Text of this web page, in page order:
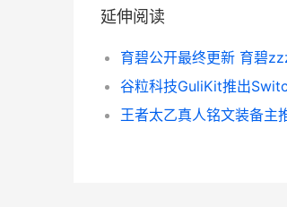
延伸阅读
育碧公开最终更新 育碧
谷粒科技GuliKit推出
王者太乙真人铭文装备主